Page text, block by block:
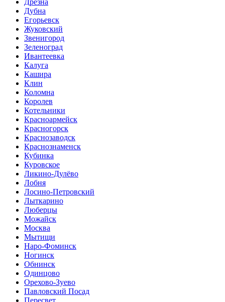
Дрезна
Дубна
Егорьевск
Жуковский
Звенигород
Зеленоград
Ивантеевка
Калуга
Кашира
Клин
Коломна
Королев
Котельники
Красноармейск
Красногорск
Краснозаводск
Краснознаменск
Кубинка
Куровское
Ликино-Дулёво
Лобня
Лосино-Петровский
Лыткарино
Люберцы
Можайск
Москва
Мытищи
Наро-Фоминск
Ногинск
Обнинск
Одинцово
Орехово-Зуево
Павловский Посад
Пересвет